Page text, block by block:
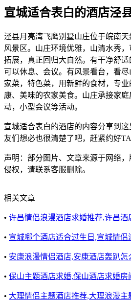
宣城适合表白的酒店泾
泾县月亮湾飞鹰别墅山庄位于皖南
风景区。山庄环境优雅，山清水秀，
拓展，真正回归大自然。有干净舒适
可以休息、会议。有风景看台，看
家菜，特色菜，用新鲜的食材，专
康、美味的农家美食。山庄承接家
动，小型会议等活动。
宣城适合表白的酒店的内容分享到
友们想必也很清楚了吧，赶紧约好TA
声明：部分图片、文章来源于网络
侵权，请联系客服删除。
相关文章
• 许昌情侣浪漫酒店求婚推荐,许昌酒
• 宣城哪个酒店适合过生日,宣城情侣
• 安康浪漫情侣酒店,安康酒店轰趴怎
• 保山主题酒店求婚,保山酒店求婚房
• 大理情侣主题酒店推荐,大理浪漫主